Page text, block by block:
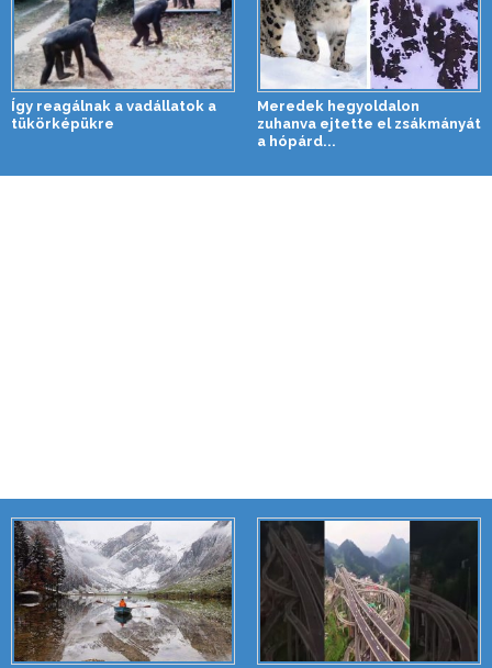
Így reagálnak a vadállatok a
tükörképükre
Meredek hegyoldalon
zuhanva ejtette el zsákmányát
a hópárd...